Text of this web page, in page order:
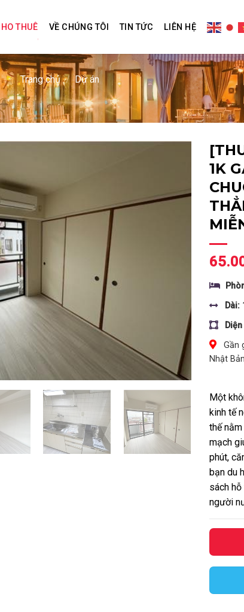
THUÊ VỀ CHÚNG TÔI TIN TỨC LIÊN HỆ
Trang chủ / Dự án
1K
Dài: 1
Gần
Nhật Bản
Một
kinh tế
thế
mạch
phút,
bạn du
sách
người